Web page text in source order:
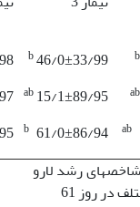
b
46/0±33/99
b
ab
15/1±89/95
ab
ab
b 61/0±86/94
شاخصهای رشد لارو
در روز 61